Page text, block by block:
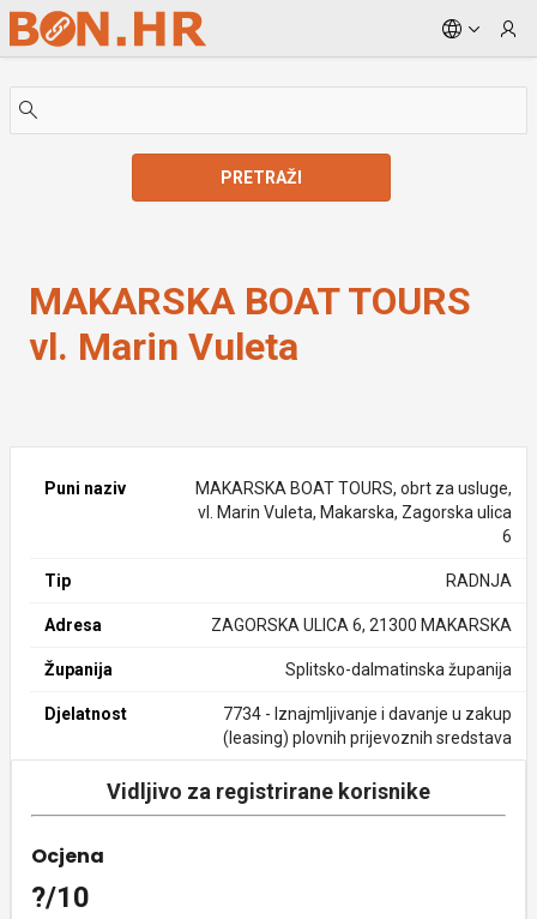
Skip to Main Content
PRETRAŽI
MAKARSKA BOAT TOURS
vl. Marin Vuleta
Puni naziv
MAKARSKA BOAT TOURS, obrt za usluge,
vl. Marin Vuleta, Makarska, Zagorska ulica
6
Tip RADNJA
Adresa ZAGORSKA ULICA 6, 21300 MAKARSKA
Županija Splitsko-dalmatinska županija
Djelatnost
7734 - Iznajmljivanje i davanje u zakup
(leasing) plovnih prijevoznih sredstava
Vidljivo za registrirane korisnike
Ocjena
?/10